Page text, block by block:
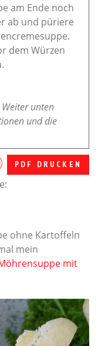
am Ende noch
ab und püriere
dem Würzen
Weiter unten
und die
PDF DRUCKEN
ohne Kartoffeln
mein
mit